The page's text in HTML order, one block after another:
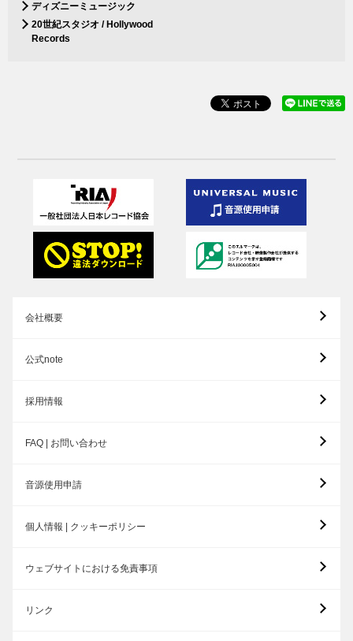
ディズニーミュージック
20世紀スタジオ / Hollywood
Records
会社概要
公式note
採用情報
FAQ | お問い合わせ
音源使用申請
個人情報 | クッキーポリシー
ウェブサイトにおける免責事項
リンク